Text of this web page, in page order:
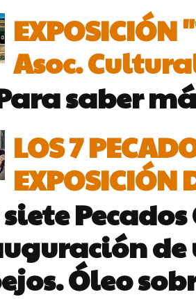
Asoc.
saber
LOS 7
EXPOSICIÓN
siete
de
Óleo